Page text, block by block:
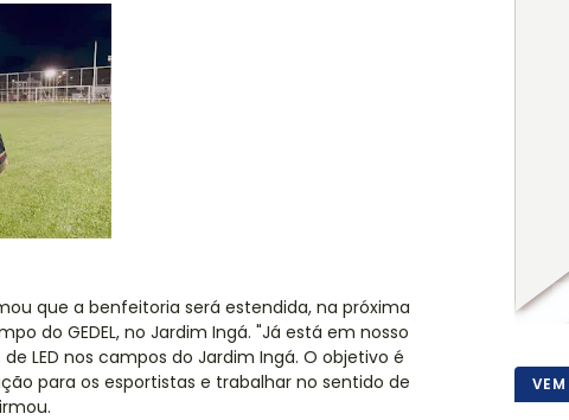
que a benfeitoria será estendida, na próxima
do GEDEL, no Jardim Ingá. "Já está em nosso
LED nos campos do Jardim Ingá. O objetivo é
para os esportistas e trabalhar no sentido de
VEM